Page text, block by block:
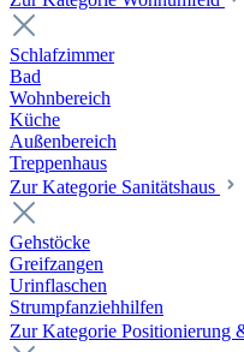
Schlafzimmer
Bad
Wohnbereich
Küche
Außenbereich
Treppenhaus
Zur Kategorie Sanitätshaus
Gehstöcke
Greifzangen
Urinflaschen
Strumpfanziehhilfen
Zur Kategorie Positionierung